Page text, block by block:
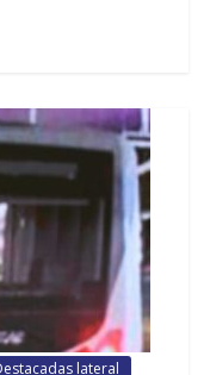
lateral